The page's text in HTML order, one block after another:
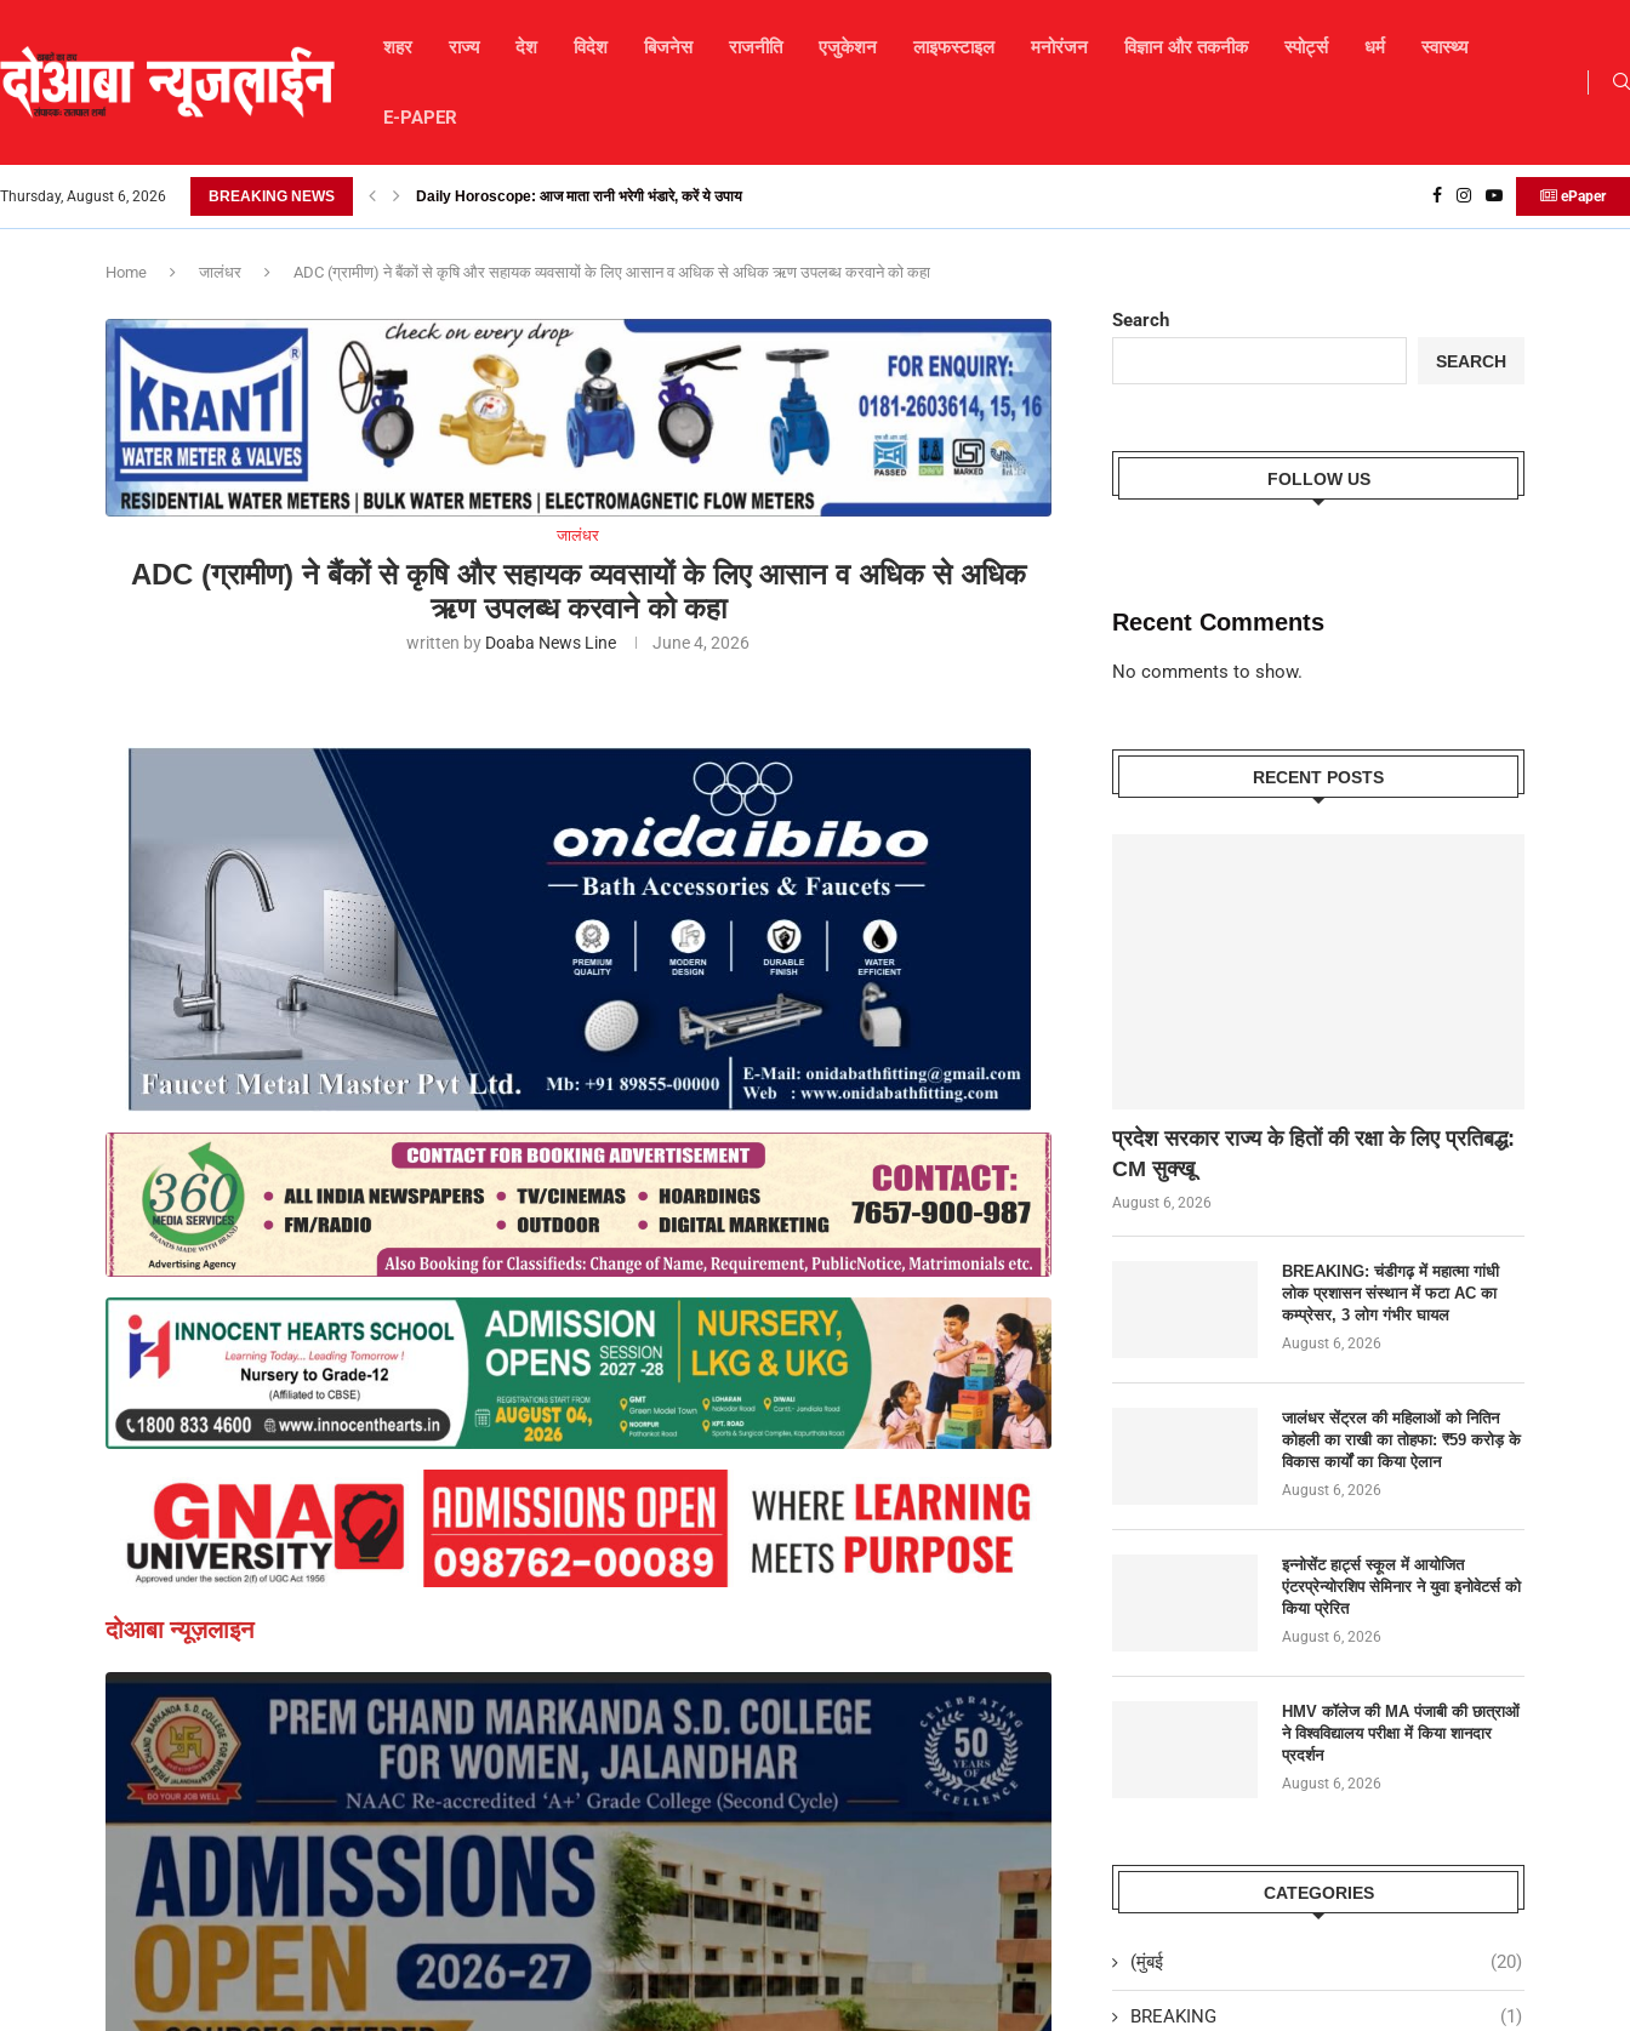
शहर राज्य देश विदेश बिजनेस राजनीति एजुकेशन लाइफस्टाइल मनोरंजन विज्ञान और तकनीक स्पोर्ट्स धर्म स्वास्थ्य
E-PAPER
Thursday, August 6, 2026 BREAKING NEWS लैंडस्लाइड के कारण चंबा-भरमौर मार्ग अवरुद्ध, हजारों टूरिस्ट फंसे, मोबाइल सिगनल... 17 अगस्त 2025 – आज का दैनिक राशिफल ePaper
Home जालंधर ADC (ग्रामीण) ने बैंकों से कृषि और सहायक व्यवसायों के लिए आसान व अधिक से अधिक ऋण उपलब्ध करवाने को कहा
जालंधर
ADC (ग्रामीण) ने बैंकों से कृषि और सहायक व्यवसायों के लिए आसान व अधिक से अधिक
ऋण उपलब्ध करवाने को कहा
written by Doaba News Line June 4, 2026
दोआबा न्यूज़लाइन
Search
SEARCH
FOLLOW US
Recent Comments
No comments to show.
RECENT POSTS
प्रदेश सरकार राज्य के हितों की रक्षा के लिए प्रतिबद्ध:
CM सुक्खू
August 6, 2026
BREAKING: चंडीगढ़ में महात्मा गांधी
लोक प्रशासन संस्थान में फटा AC का
कम्प्रेसर, 3 लोग गंभीर घायल
August 6, 2026
जालंधर सेंट्रल की महिलाओं को नितिन
कोहली का राखी का तोहफा: ₹59 करोड़ के
विकास कार्यों का किया ऐलान
August 6, 2026
इन्नोसेंट हार्ट्स स्कूल में आयोजित
एंटरप्रेन्योरशिप सेमिनार ने युवा इनोवेटर्स को
किया प्रेरित
August 6, 2026
HMV कॉलेज की MA पंजाबी की छात्राओं
ने विश्वविद्यालय परीक्षा में किया शानदार
प्रदर्शन
August 6, 2026
CATEGORIES
(मुंबई (20)
BREAKING (1)